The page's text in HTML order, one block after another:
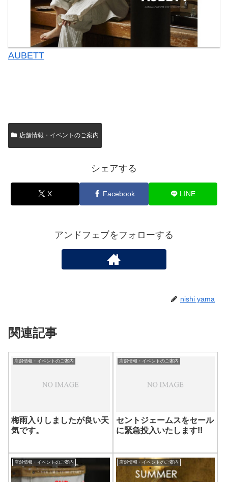
AUBETT
店舗情報・イベントのご案内
シェアする
X Facebook LINE
アンドフェブをフォローする
nishi yama
関連記事
店舗情報・イベントのご案内
梅雨入りしましたが良い天
気です。
店舗情報・イベントのご案内
セントジェームスをセール
に緊急投入いたします!!
店舗情報・イベントのご案内 店舗情報・イベントのご案内